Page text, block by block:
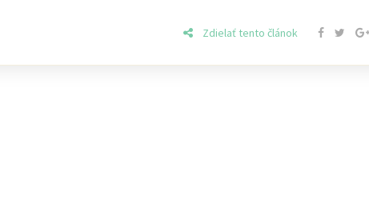
Zdielať tento článok